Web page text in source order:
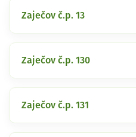
Zaječov č.p. 13
Zaječov č.p. 130
Zaječov č.p. 131